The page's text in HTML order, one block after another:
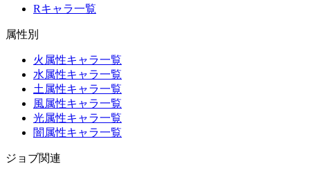
Rキャラ一覧
属性別
火属性キャラ一覧
水属性キャラ一覧
土属性キャラ一覧
風属性キャラ一覧
光属性キャラ一覧
闇属性キャラ一覧
ジョブ関連